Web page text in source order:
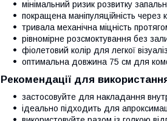
мінімальний ризик розвитку
покращена маніпуляційність через
тривала механічна міцність
рівномірне розсмоктування без
фіолетовий колір для легкої
оптимальна довжина 75 см для
Рекомендації для
застосовуйте для накладання
ідеально підходить для